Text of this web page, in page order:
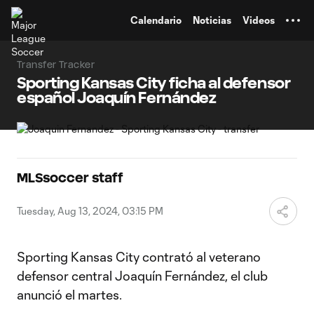
Calendario Noticias Videos
Transfer Tracker
Sporting Kansas City ficha al defensor
español Joaquín Fernández
MLSsoccer staff
Tuesday, Aug 13, 2024, 03:15 PM
Sporting Kansas City contrató al veterano
defensor central Joaquín Fernández, el club
anunció el martes.